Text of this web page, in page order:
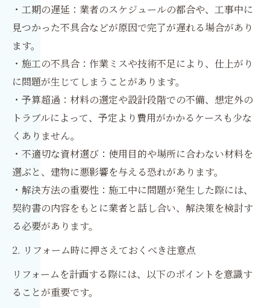
・工期の遅延：業者のスケジュールの都合や、工事中に
見つかった不具合などが原因で完了が遅れる場合があり
ます。
・施工の不具合：作業ミスや技術不足により、仕上がり
に問題が生じてしまうことがあります。
・予算超過：材料の選定や設計段階での不備、想定外の
トラブルによって、予定より費用がかかるケースも少な
くありません。
・不適切な資材選び：使用目的や場所に合わない材料を
選ぶと、建物に悪影響を与える恐れがあります。
・解決方法の重要性：施工中に問題が発生した際には、
契約書の内容をもとに業者と話し合い、解決策を検討す
る必要があります。
2. リフォーム時に押さえておくべき注意点
リフォームを計画する際には、以下のポイントを意識す
ることが重要です。